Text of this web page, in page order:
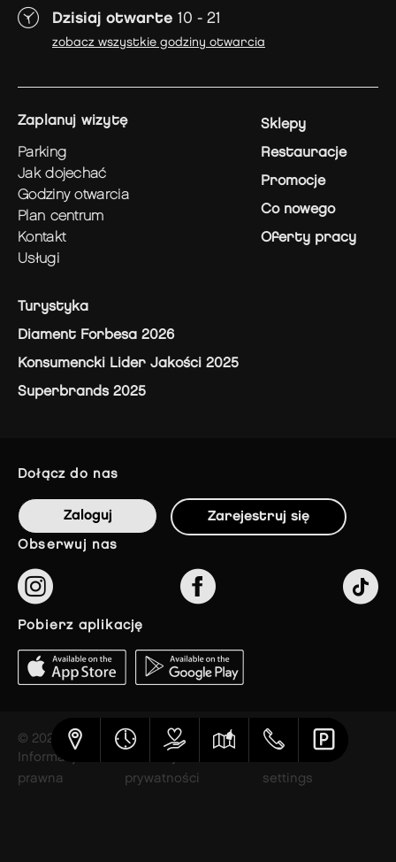
Dzisiaj otwarte 10 - 21
zobacz wszystkie godziny otwarcia
zaplanuj wizytę
parking
jak dojechać
godziny otwarcia
plan centrum
kontakt
usługi
Sklepy
Restauracje
Promocje
Co nowego
Oferty pracy
Turystyka
Diament Forbesa 2026
Konsumencki Lider Jakości 2025
Superbrands 2025
dołącz do nas
Zaloguj Zarejestruj się
obserwuj nas
pobierz aplikację
© 2023 The Styles Outlets
Informacja
prawna
prywatności
settings